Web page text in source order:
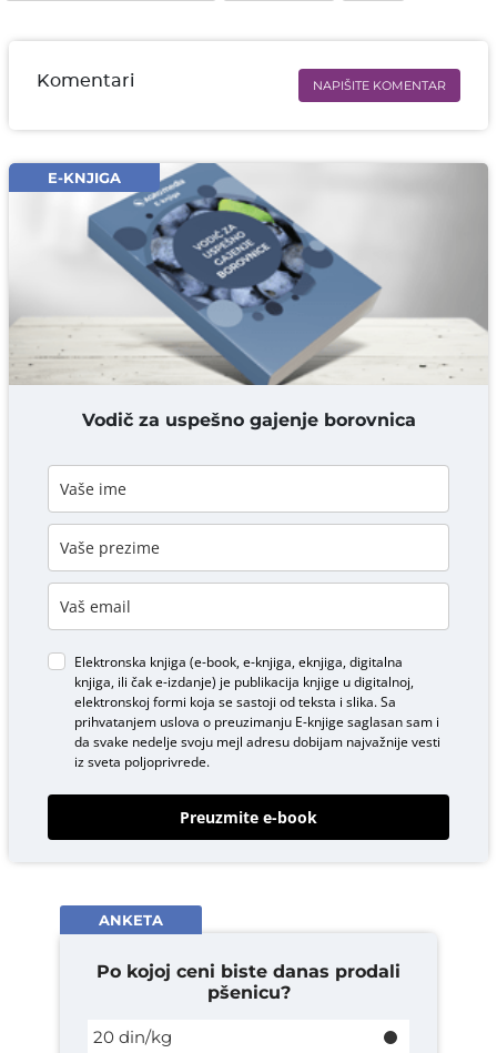
Komentari NAPIŠITE KOMENTAR
Email* obavezno
Komentar* obavezno
DODAJ KOMENTAR
E-KNJIGA
Vodič za uspešno gajenje borovnica
Elektronska knjiga (e-book, e-knjiga, eknjiga, digitalna
knjiga, ili čak e-izdanje) je publikacija knjige u digitalnoj,
elektronskoj formi koja se sastoji od teksta i slika. Sa
prihvatanjem uslova o preuzimanju E-knjigesaglasan sam i
da svake nedelje svoju mejl adresu dobijam najvažnije vesti
iz sveta poljoprivrede.
Preuzmite e-book
ANKETA
Po kojoj ceni biste danas prodali
pšenicu?
20 din/kg